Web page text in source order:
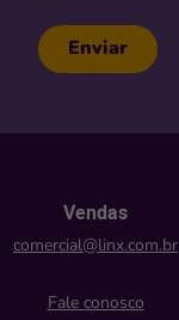
Enviar
Vendas
comercial@linx.com.br
Fale conosco